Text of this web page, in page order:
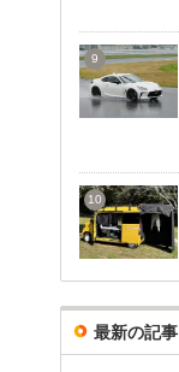
9
10
最新の記事